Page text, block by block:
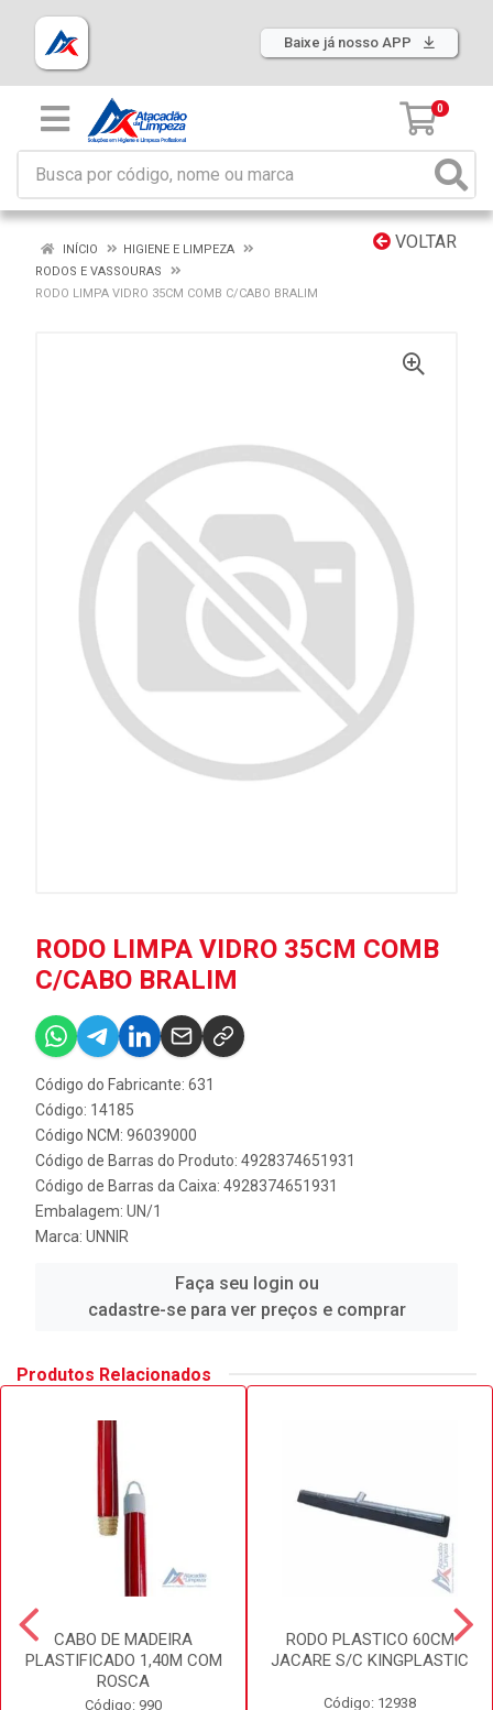
Baixe já nosso APP
0
VOLTAR
INÍCIO
HIGIENE E LIMPEZA
RODOS E VASSOURAS
RODO LIMPA VIDRO 35CM COMB C/CABO BRALIM
RODO LIMPA VIDRO 35CM COMB
C/CABO BRALIM
Código do Fabricante: 631
Código: 14185
Código NCM: 96039000
Código de Barras do Produto: 4928374651931
Código de Barras da Caixa: 4928374651931
Embalagem: UN/1
Marca: UNNIR
Faça seu login ou
cadastre-se para ver preços e comprar
Produtos Relacionados
CABO DE MADEIRA
PLASTIFICADO 1,40M COM
ROSCA
Código: 990
RODO PLASTICO 60CM
JACARE S/C KINGPLASTIC
Código: 12938